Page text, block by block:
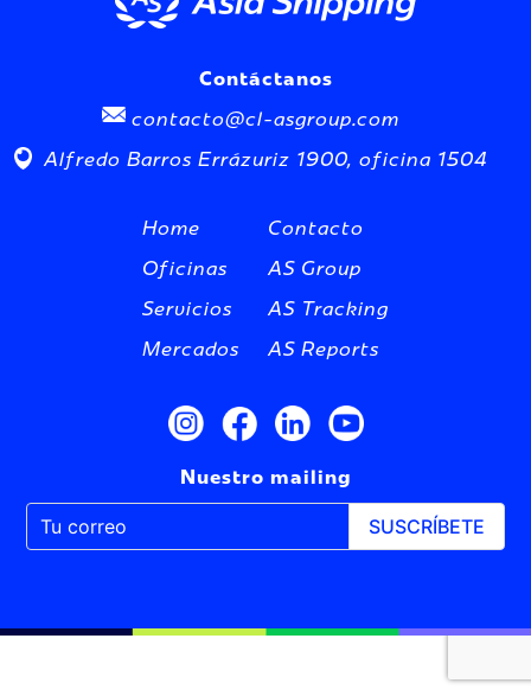
Contáctanos
contacto@cl-asgroup.com
Alfredo Barros Errázuriz 1900, oficina 1504
Home
Oficinas
Servicios
Mercados
Contacto
AS Group
AS Tracking
AS Reports
Nuestro mailing